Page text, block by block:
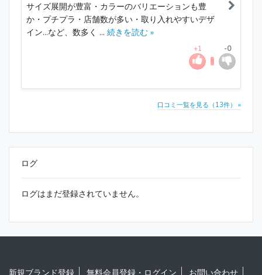
サイズ展開が豊富・カラーのバリエーションも豊
か・プチプラ・店舗数が多い・取り入れやすいデザ
イン…など、数多く ... 続きを読む »
+1 -0
口コミ一覧を見る（13件） »
ログ
ログはまだ登録されていません。